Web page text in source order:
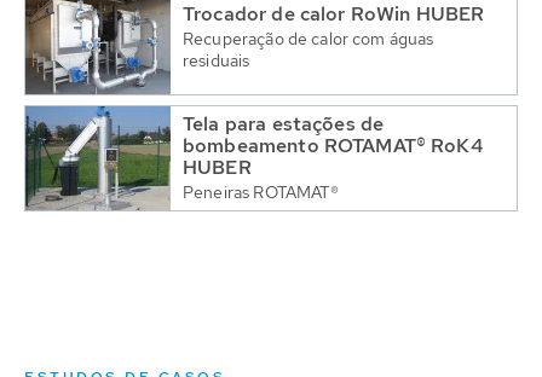
Trocador de calor RoWin HUBER
Recuperação de calor com águas
residuais
Tela para estações de
bombeamento ROTAMAT® RoK4
HUBER
Peneiras ROTAMAT®